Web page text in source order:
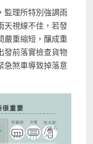
監理所特別強調雨
天視線不佳，若發
嚴重縮短，釀成重
發前落實檢查貨物
急煞車導致掉落意